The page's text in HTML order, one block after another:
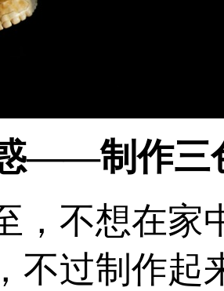
——制作三
，不想在家
不过制作起